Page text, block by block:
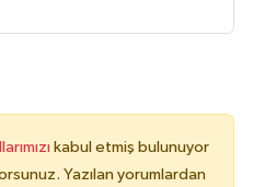
kabul etmiş bulunuyor
Yazılan yorumlardan